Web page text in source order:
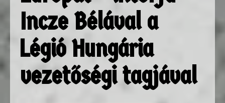
Incze Bélával a
Légió Hungária
vezetőségi tagjával